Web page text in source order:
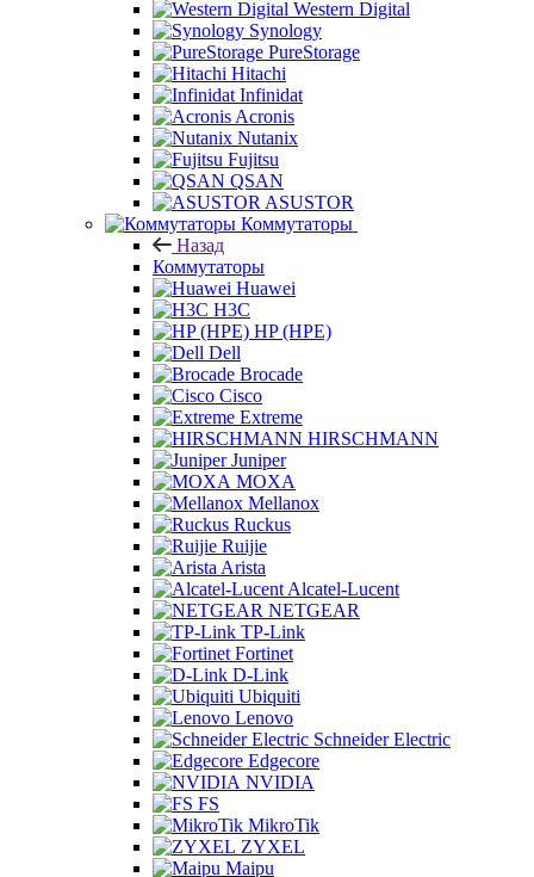
Western Digital
Synology
PureStorage
Hitachi
Infinidat
Acronis
Nutanix
Fujitsu
QSAN
ASUSTOR
Коммутаторы
Назад
Коммутаторы
Huawei
H3C
HP (HPE)
Dell
Brocade
Cisco
Extreme
HIRSCHMANN
Juniper
MOXA
Mellanox
Ruckus
Ruijie
Arista
Alcatel-Lucent
NETGEAR
TP-Link
Fortinet
D-Link
Ubiquiti
Lenovo
Schneider Electric
Edgecore
NVIDIA
FS
MikroTik
ZYXEL
Maipu